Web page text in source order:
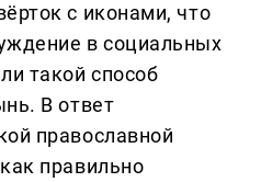
с иконами, что
в социальных
такой способ
В ответ
православной
правильно